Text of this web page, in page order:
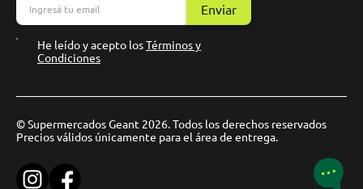
Enviar
He leído y acepto losTérminos y
Condiciones
© Supermercados Geant 2026. Todos los derechos reservados
Precios válidos únicamente para el área de entrega.